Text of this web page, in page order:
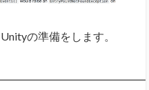
の準備をします。